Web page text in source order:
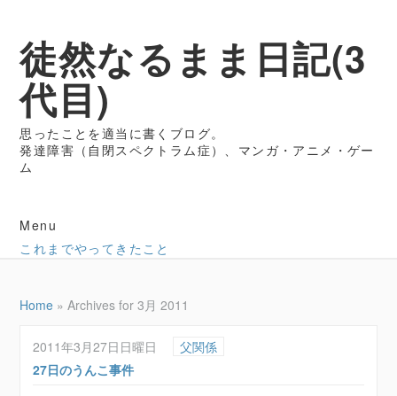
徒然なるまま日記(3
代目)
思ったことを適当に書くブログ。
発達障害（自閉スペクトラム症）、マンガ・アニメ・ゲー
ム
Menu
これまでやってきたこと
Home »Archives for 3月 2011
2011年3月27日日曜日
父関係
27日のうんこ事件